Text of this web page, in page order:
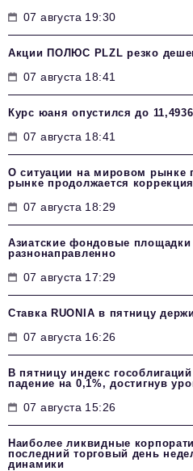
07 августа 19:30
Акции ПОЛЮС PLZL резко
07 августа 18:41
Курс юаня опустился до 11,4936
07 августа 18:41
О ситуации на мировом рынке
рынке продолжается коррекция
07 августа 18:29
Азиатские фондовые площадки
разнонаправленно
07 августа 17:29
Ставка RUONIA в пятницу
07 августа 16:26
В пятницу индекс
падение на 0,1%, достигнув
07 августа 15:26
Наиболее ликвидные
последний торговый день
динамики